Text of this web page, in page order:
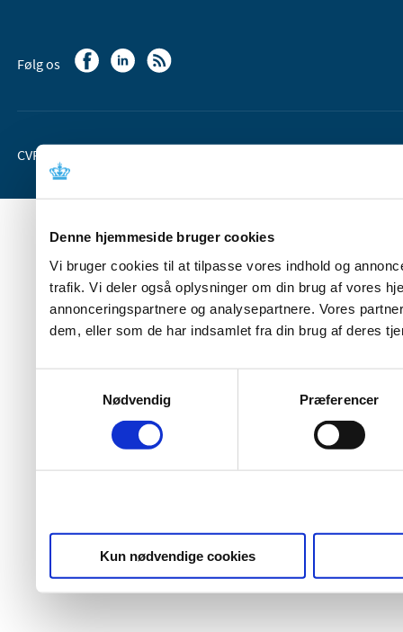
Denne hjemmeside bruger cookies
Vi bruger cookies til at tilpasse vores indhold og
trafik. Vi deler også oplysninger om din brug af vores
annonceringspartnere og analysepartnere. Vores
dem, eller som de har indsamlet fra din brug af deres
Nødvendig
Præferencer
Kun nødvendige cookies
Følg os
CVR-nr. 37 05 24 85